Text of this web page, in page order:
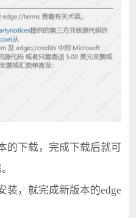
下载，完成下载后就可
，就完成新版本的edge